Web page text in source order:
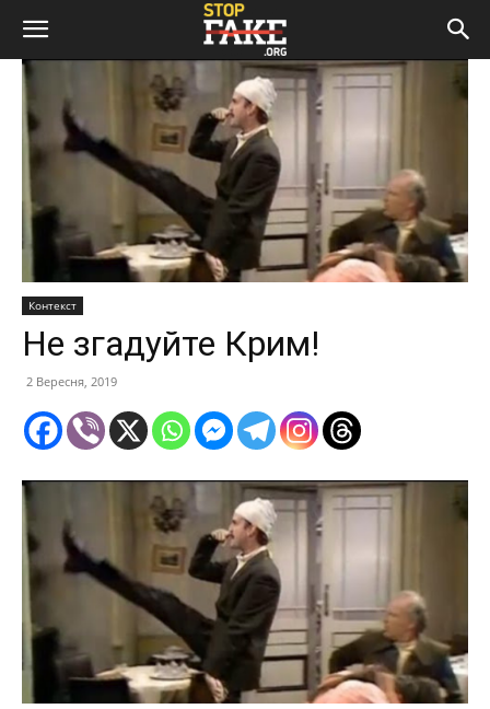
Контекст
Не згадуйте Крим!
2 Вересня, 2019